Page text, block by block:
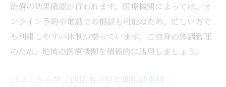
治療の効果確認が行われます。医療機関によっては、オ
ンライン予約や電話での相談も可能なため、忙しい方で
も利用しやすい体制が整っています。ご自身の体調管理
のため、地域の医療機関を積極的に活用しましょう。
口コミから学ぶ西尾市の更年期相談事情